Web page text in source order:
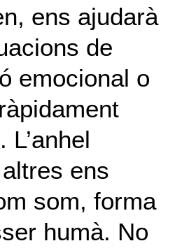
ens ajudarà
de
emocional o
L’anhel
ens
som, forma
humà. No